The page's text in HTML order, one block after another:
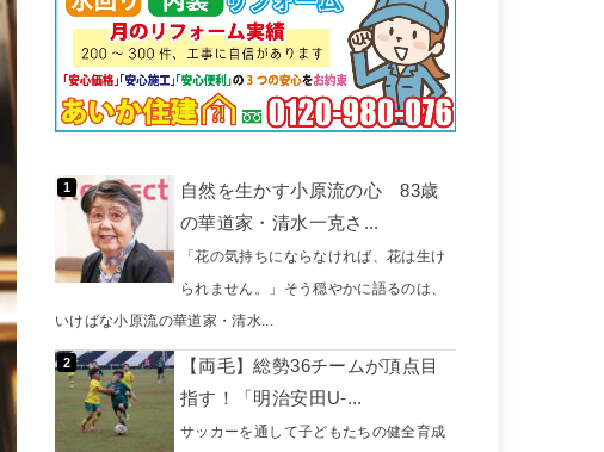
自然を生かす小原流の心 83歳
の華道家・清水一克さ...
「花の気持ちにならなければ、花は生け
られません。」そう穏やかに語るのは、
いけばな小原流の華道家・清水...
【両毛】総勢36チームが頂点目
指す！「明治安田U-...
サッカーを通して子どもたちの健全育成